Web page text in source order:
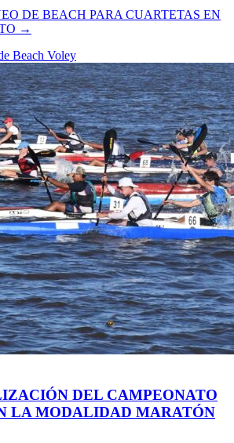
DE BEACH PARA CUARTETAS EN
→
Beach Voley
DEL CAMPEONATO
LA MODALIDAD MARATÓN